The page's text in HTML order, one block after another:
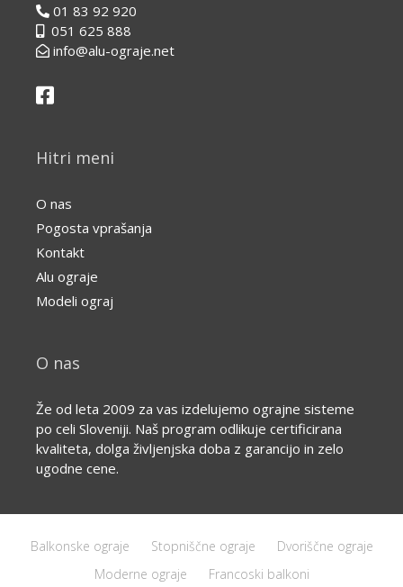
01 83 92 920
051 625 888
info@alu-ograje.net
Hitri meni
O nas
Pogosta vprašanja
Kontakt
Alu ograje
Modeli ograj
O nas
Že od leta 2009 za vas izdelujemo ograjne sisteme
po celi Sloveniji. Naš program odlikuje certificirana
kvaliteta, dolga življenjska doba z garancijo in zelo
ugodne cene.
Balkonske ograje Stopniščne ograje
Dvoriščne ograje
Moderne ograje
Francoski balkoni